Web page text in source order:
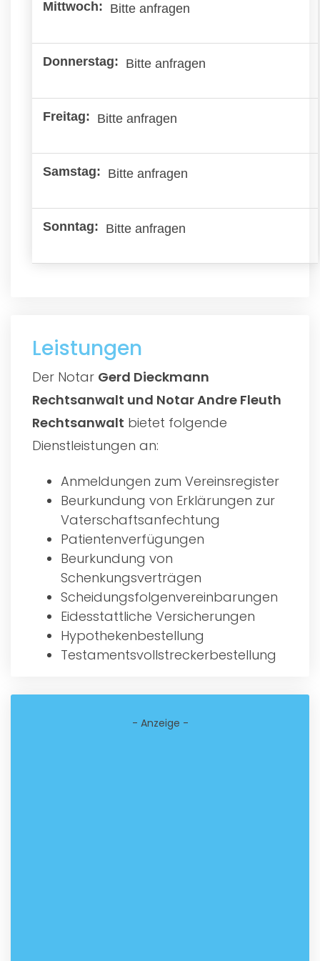
Bitte anfragen
Bitte anfragen
Bitte anfragen
Bitte anfragen
Bitte anfragen
Leistungen
Der Notar Gerd Dieckmann
Rechtsanwalt und Notar Andre Fleuth
Rechtsanwalt bietet folgende
Dienstleistungen an:
Anmeldungen zum Vereinsregister
Beurkundung von Erklärungen zur
Vaterschaftsanfechtung
Patientenverfügungen
Beurkundung von
Schenkungsverträgen
Scheidungsfolgenvereinbarungen
Eidesstattliche Versicherungen
Hypothekenbestellung
Testamentsvollstreckerbestellung
- Anzeige -